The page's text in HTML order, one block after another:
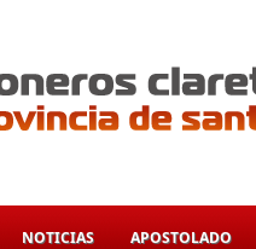
NOTICIAS APOSTOLADO